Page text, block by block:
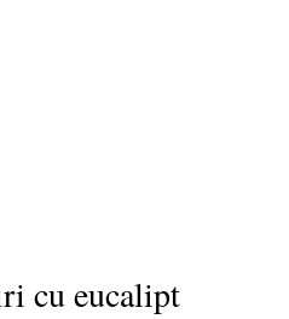
cu eucalipt